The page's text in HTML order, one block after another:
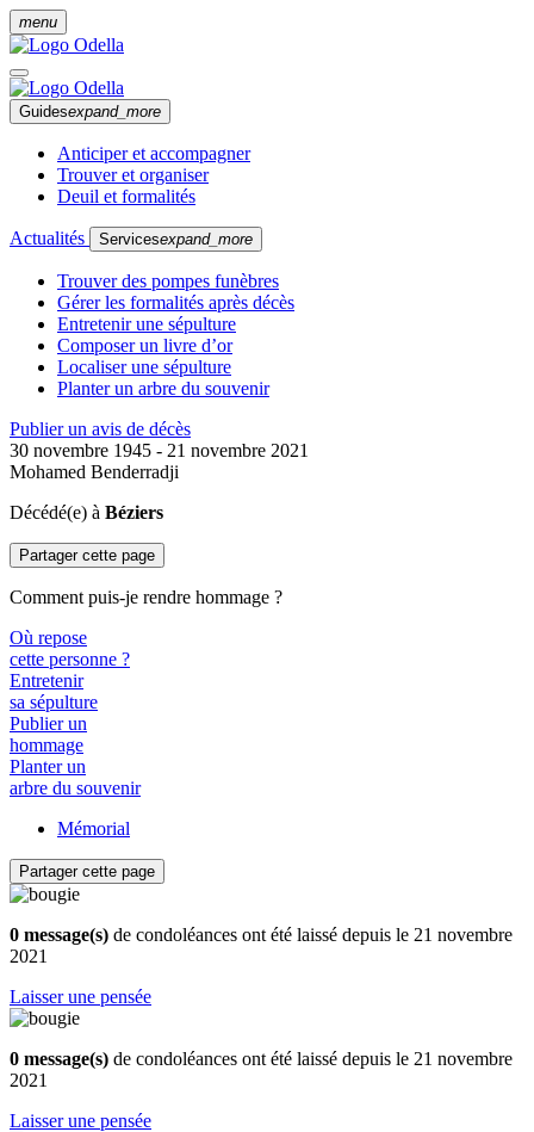
menu
Guidesexpand_more
Anticiper et accompagner
Trouver et organiser
Deuil et formalités
Actualités Servicesexpand_more
Trouver des pompes funèbres
Gérer les formalités après décès
Entretenir une sépulture
Composer un livre d’or
Localiser une sépulture
Planter un arbre du souvenir
Publier un avis de décès
30 novembre 1945 - 21 novembre 2021
Mohamed Benderradji
Décédé(e) à Béziers
Partager cette page
Comment puis-je rendre hommage ?
Où repose
cette personne ?
Entretenir
sa sépulture
Publier un
hommage
Planter un
arbre du souvenir
Mémorial
Partager cette page
0 message(s) de condoléances ont été laissé depuis le 21 novembre
2021
Laisser une pensée
0 message(s) de condoléances ont été laissé depuis le 21 novembre
2021
Laisser une pensée